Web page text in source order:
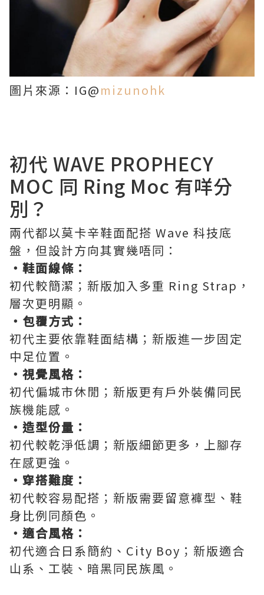
圖片來源：IG@mizunohk
初代 WAVE PROPHECY
MOC 同 Ring Moc 有咩分
別？
兩代都以莫卡辛鞋面配搭 Wave 科技底
盤，但設計方向其實幾唔同：
・鞋面線條：
初代較簡潔；新版加入多重 Ring Strap，
層次更明顯。
・包覆方式：
初代主要依靠鞋面結構；新版進一步固定
中足位置。
・視覺風格：
初代偏城市休閒；新版更有戶外裝備同民
族機能感。
・造型份量：
初代較乾淨低調；新版細節更多，上腳存
在感更強。
・穿搭難度：
初代較容易配搭；新版需要留意褲型、鞋
身比例同顏色。
・適合風格：
初代適合日系簡約、City Boy；新版適合
山系、工裝、暗黑同民族風。